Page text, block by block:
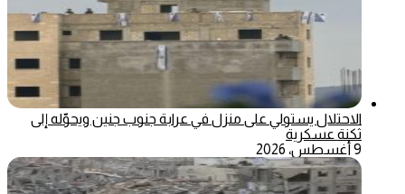
الاحتلال يستولي على منزل في عرابة جنوب جنين ويحوّله إلى
ثكنة عسكرية
9 أغسطس، 2026